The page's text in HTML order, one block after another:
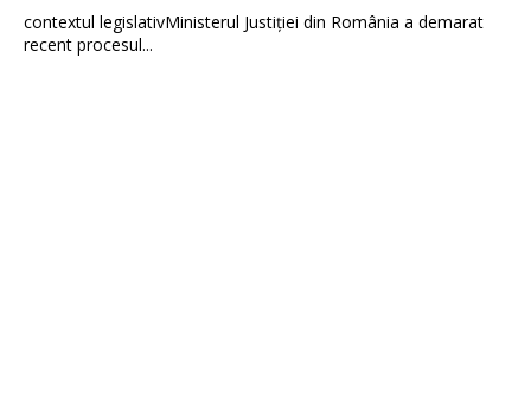
contextul legislativMinisterul Justiției din România a demarat
recent procesul...